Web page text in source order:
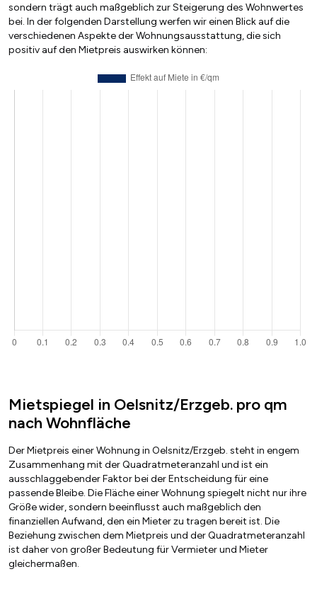
sondern trägt auch maßgeblich zur Steigerung des Wohnwertes
bei. In der folgenden Darstellung werfen wir einen Blick auf die
verschiedenen Aspekte der Wohnungsausstattung, die sich
positiv auf den Mietpreis auswirken können:
Mietspiegel in Oelsnitz/Erzgeb. pro qm
nach Wohnfläche
Der Mietpreis einer Wohnung in Oelsnitz/Erzgeb. steht in engem
Zusammenhang mit der Quadratmeteranzahl und ist ein
ausschlaggebender Faktor bei der Entscheidung für eine
passende Bleibe. Die Fläche einer Wohnung spiegelt nicht nur ihre
Größe wider, sondern beeinflusst auch maßgeblich den
finanziellen Aufwand, den ein Mieter zu tragen bereit ist. Die
Beziehung zwischen dem Mietpreis und der Quadratmeteranzahl
ist daher von großer Bedeutung für Vermieter und Mieter
gleichermaßen.